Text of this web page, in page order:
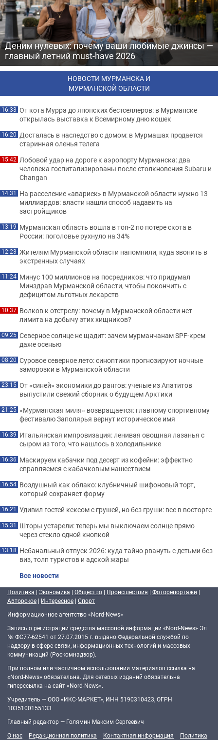
Деним нулевых: почему ваши любимые джинсы —
главный летний must-have 2026
НОВОСТИ МУРМАНСКА И
МУРМАНСКОЙ ОБЛАСТИ
16:33 От кота Мурра до японских бестселлеров: в Мурманске
открылась выставка к Всемирному дню кошек
16:20 Досталась в наследство с домом: в Мурмашах продается
старинная оленья телега
15:42 Лобовой удар на дороге к аэропорту Мурманска: два
человека госпитализированы после столкновения Subaru и
Changan
14:31 На расселение «авариек» в Мурманской области нужно 13
миллиардов: власти нашли способ надавить на
застройщиков
13:19 Мурманская область вошла в топ-2 по потере скота в
России: поголовье рухнуло на 34%
12:23 Жителям Мурманской области напомнили, куда звонить в
экстренных случаях
11:24 Минус 100 миллионов на посредников: что придумал
Минздрав Мурманской области, чтобы покончить с
дефицитом льготных лекарств
10:37 Волков к отстрелу: почему в Мурманской области нет
лимита на добычу этих хищников?
09:25 Северное солнце не щадит: зачем мурманчанам SPF-крем
даже осенью
08:20 Суровое северное лето: синоптики прогнозируют ночные
заморозки в Мурманской области
23:15 От «синей» экономики до рангов: ученые из Апатитов
выпустили свежий сборник о будущем Арктики
21:25 «Мурманская миля» возвращается: главному спортивному
фестивалю Заполярья вернут историческое имя
16:39 Итальянская импровизация: ленивая овощная лазанья с
сыром из того, что нашлось в холодильнике
16:36 Маскируем кабачки под десерт из кофейни: эффектно
справляемся с кабачковым нашествием
16:54 Воздушный как облако: клубничный шифоновый торт,
который сохраняет форму
16:21 Удивил гостей кексом с грушей, но без груши: все в восторге
15:31 Шторы устарели: теперь мы выключаем солнце прямо
через стекло одной кнопкой
13:18 Небанальный отпуск 2026: куда тайно рвануть с детьми без
виз, толп туристов и адской жары
Все новости
Политика | Экономика | Общество | Происшествия | Фоторепортажи |
Авторское | Интересное | Спорт
Информационное агентство «Nord-News»
Запись о регистрации средства массовой информации «Nord-News» Эл
№ ФС77-62541 от 27.07.2015 г. выдано Федеральной службой по
надзору в сфере связи, информационных технологий и массовых
коммуникаций (Роскомнадзор).
При полном или частичном использовании материалов ссылка на
«Nord-News» обязательна. Для сетевых изданий обязательна
гиперссылка на сайт «Nord-News».
Учредитель — ООО «ИКС-МАРКЕТ», ИНН 5190310423, ОГРН
1035100155133
Главный редактор — Голямин Максим Сергеевич
О нас
Редакционная политика Контактная информация Политика